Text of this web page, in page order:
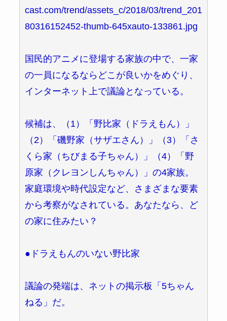
cast.com/trend/assets_c/2018/03/trend_201
80316152452-thumb-645xauto-133861.jpg
国民的アニメに登場する家族の中で、一家
の一員になるならどこが良いかをめぐり、
インターネット上で議論となっている。
候補は、（1）「野比家（ドラえもん）」
（2）「磯野家（サザエさん）」（3）「さ
くら家（ちびまる子ちゃん）」（4）「野
原家（クレヨンしんちゃん）」の4家族。
家庭環境や時代設定など、さまざまな要素
から考察がなされている。あなたなら、ど
の家に住みたい？
●ドラえもんのいない野比家
議論の発端は、ネットの掲示板「5ちゃん
ねる」だ。